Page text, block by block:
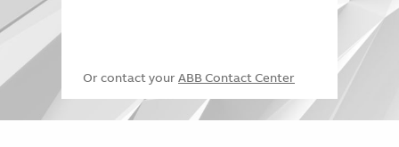
Or contact your ABB Contact Center